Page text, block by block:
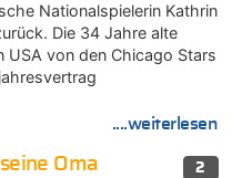
Nationalspielerin Kathrin
Die 34 Jahre alte
von den Chicago Stars
....weiterlesen
2
Oma